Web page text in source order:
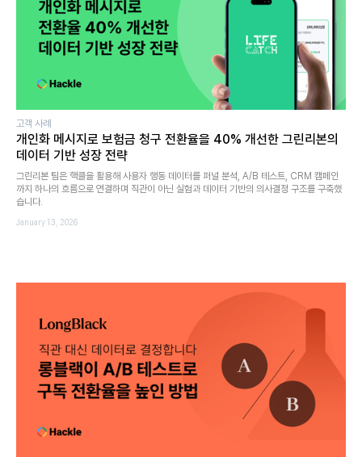
고객 사례
개인화 메시지로 보험금 청구 전환율을 40% 개선한 그린리본의
데이터 기반 성장 전략
그린리본 팀은 핵클을 활용해 사용자 행동 데이터를 퍼널 분석, A/B 테스트, CRM 캠페인
까지 하나의 흐름으로 연결하며 직관이 아닌 실험과 데이터 기반의 의사결정 구조를 구축했
습니다.
January 13, 2026